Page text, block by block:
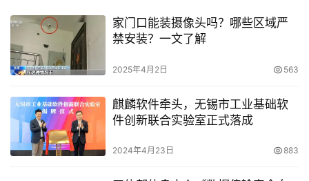
家门口能装摄像头吗？哪些区域严
禁安装？一文了解
2025年4月2日 563
麒麟软件牵头，无锡市工业基础软
件创新联合实验室正式落成
2024年4月23日 883